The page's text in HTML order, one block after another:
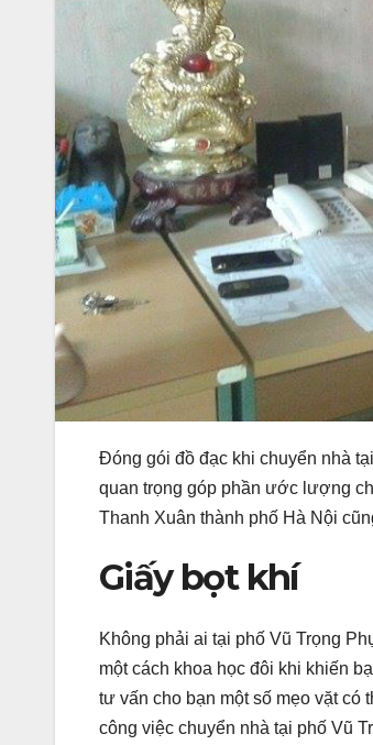
Đóng gói đồ đạc khi chuyển nhà
quan trọng góp phần ước lượng
Thanh Xuân thành phố Hà Nội
Giấy bọt khí
Không phải ai tại phố Vũ Trọng
một cách khoa học đôi khi khiến
tư vấn cho bạn một số mẹo vặt có
công việc chuyển nhà tại phố Vũ